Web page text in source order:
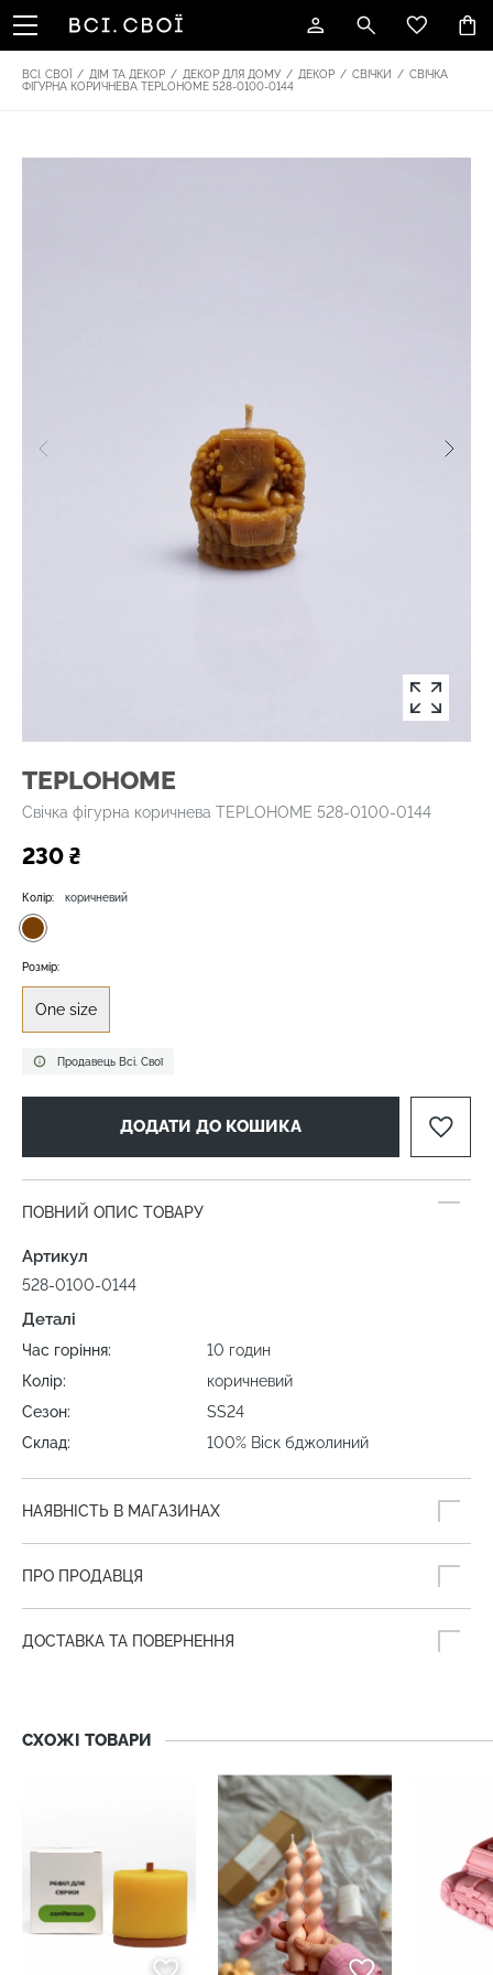
ВСІ. СВОЇ / ДІМ ТА ДЕКОР / ДЕКОР ДЛЯ ДОМУ / ДЕКОР / СВІЧКИ / СВІЧКА
ФІГУРНА КОРИЧНЕВА TEPLOHOME 528-0100-0144
TEPLOHOME
Свічка фігурна коричнева TEPLOHOME 528-0100-0144
230 ₴
Продавець Всі. Свої
Колір: коричневий
Розмір:
One size
ДОДАТИ ДО КОШИКА
ПОВНИЙ ОПИС ТОВАРУ
Артикул
528-0100-0144
Деталі
Час горіння:
10 годин
Колір:
коричневий
Сезон:
SS24
Склад:
100% Віск бджолиний
НАЯВНІСТЬ В МАГАЗИНАХ
ПРО ПРОДАВЦЯ
ДОСТАВКА ТА ПОВЕРНЕННЯ
СХОЖІ ТОВАРИ